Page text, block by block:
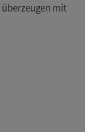
überzeugen mit